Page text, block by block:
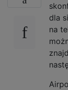
dla
na